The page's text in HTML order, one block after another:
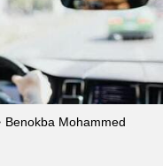
Benokba Mohammed